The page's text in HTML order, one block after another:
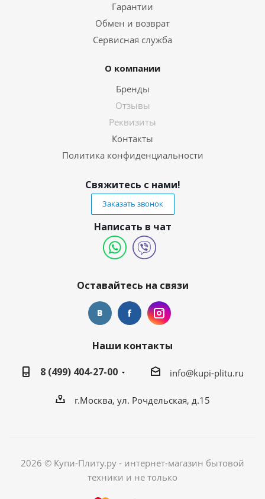
Гарантии
Обмен и возврат
Сервисная служба
О компании
Бренды
Отзывы
Реквизиты
Контакты
Политика конфиденциальности
Свяжитесь с нами!
Заказать звонок
Написать в чат
Оставайтесь на связи
Наши контакты
8 (499) 404-27-00
info@kupi-plitu.ru
г.Москва, ул. Рочдельская, д.15
2026 © Купи-Плиту.ру - интернет-магазин бытовой
техники и не только